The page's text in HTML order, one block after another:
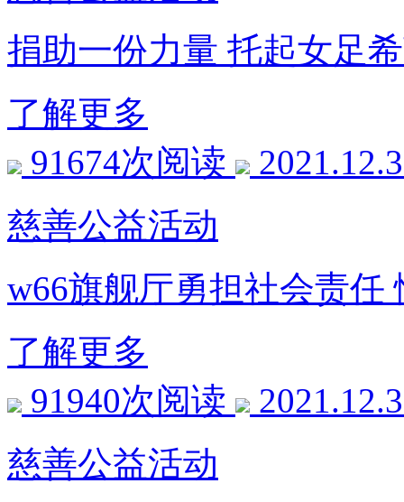
捐助一份力量 托起女足
了解更多
91674次阅读
慈善公益活动
w66旗舰厅勇担社会责任
了解更多
91940次阅读
慈善公益活动